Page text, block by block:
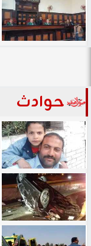
حوادث